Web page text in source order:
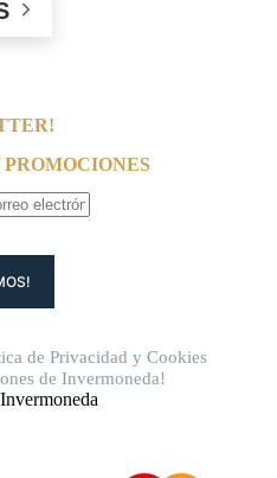
de Privacidad yCookies
de Invermoneda!